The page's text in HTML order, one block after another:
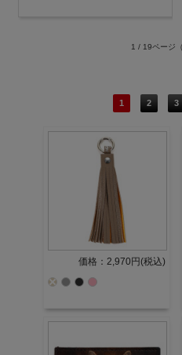
1 / 19ページ
1 2 3
価格：2,970円(税込)